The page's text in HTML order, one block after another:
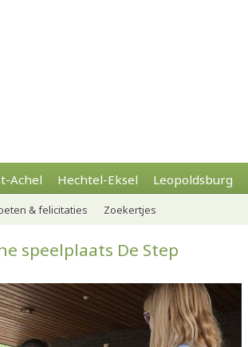
Achel Hechtel-Eksel Leopoldsburg
& felicitaties Zoekertjes
speelplaats De Step